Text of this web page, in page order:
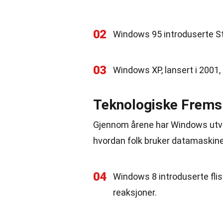
02 Windows 95 introduserte
03 Windows XP, lansert i
Teknologiske
Gjennom årene har Windows
hvordan folk bruker
04
Windows 8 introduserte
reaksjoner.